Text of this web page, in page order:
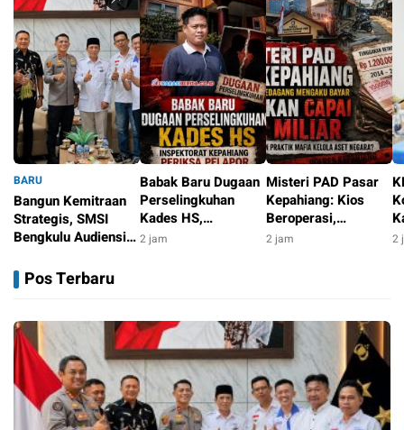
BARU
Bangun Kemitraan
Strategis, SMSI
Bengkulu Audiensi
Bengkulu
Babak Baru Dugaan
Perselingkuhan
Kades HS,
Inspektorat
2 jam
Misteri PAD Pasar
Kepahiang: Kios
Beroperasi,
Pedagang Mengaku
2 jam 2
Pos Terbaru